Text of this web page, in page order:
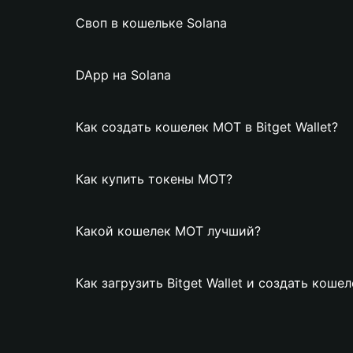
Своп в кошельке Solana
DApp на Solana
Как создать кошелек MOT в Bitget Wallet?
Как купить токены MOT?
Какой кошелек MOT лучший?
Как загрузить Bitget Wallet и создать